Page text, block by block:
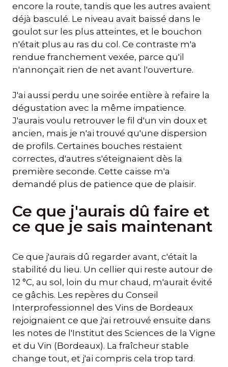
encore la route, tandis que les autres avaient
déjà basculé. Le niveau avait baissé dans le
goulot sur les plus atteintes, et le bouchon
n'était plus au ras du col. Ce contraste m'a
rendue franchement vexée, parce qu'il
n'annonçait rien de net avant l'ouverture.
J'ai aussi perdu une soirée entière à refaire la
dégustation avec la même impatience.
J'aurais voulu retrouver le fil d'un vin doux et
ancien, mais je n'ai trouvé qu'une dispersion
de profils. Certaines bouches restaient
correctes, d'autres s'éteignaient dès la
première seconde. Cette caisse m'a
demandé plus de patience que de plaisir.
Ce que j'aurais dû faire et
ce que je sais maintenant
Ce que j'aurais dû regarder avant, c'était la
stabilité du lieu. Un cellier qui reste autour de
12 °C, au sol, loin du mur chaud, m'aurait évité
ce gâchis. Les repères du Conseil
Interprofessionnel des Vins de Bordeaux
rejoignaient ce que j'ai retrouvé ensuite dans
les notes de l'Institut des Sciences de la Vigne
et du Vin (Bordeaux). La fraîcheur stable
change tout, et j'ai compris cela trop tard.